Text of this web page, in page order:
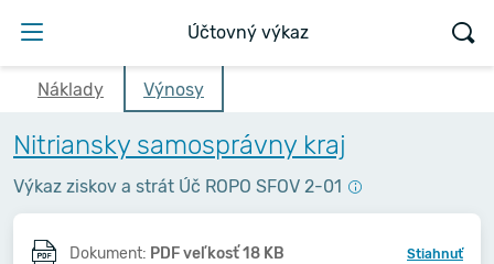
Účtovný výkaz
Náklady Výnosy
Nitriansky samosprávny kraj
Výkaz ziskov a strát Úč ROPO SFOV 2-01
Dokument: PDF veľkosť 18 KB Stiahnuť